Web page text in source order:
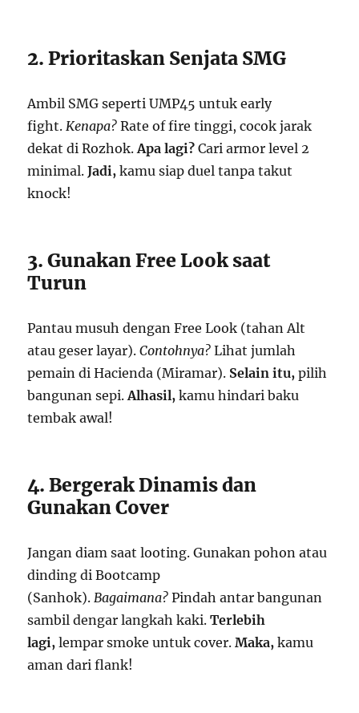
2. Prioritaskan Senjata SMG
Ambil SMG seperti UMP45 untuk early
fight. Kenapa? Rate of fire tinggi, cocok jarak
dekat di Rozhok.Apa lagi? Cari armor level 2
minimal.Jadi, kamu siap duel tanpa takut
knock!
3. Gunakan Free Look saat
Turun
Pantau musuh dengan Free Look (tahan Alt
atau geser layar).Contohnya? Lihat jumlah
pemain di Hacienda (Miramar). Selain itu, pilih
bangunan sepi.Alhasil, kamu hindari baku
tembak awal!
4. Bergerak Dinamis dan
Gunakan Cover
Jangan diam saat looting. Gunakan pohon atau
dinding di Bootcamp
(Sanhok). Bagaimana? Pindah antar bangunan
sambil dengar langkah kaki.Terlebih
lagi, lempar smoke untuk cover.Maka, kamu
aman dari flank!